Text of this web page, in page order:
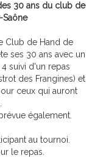
30 ans du club de
Saône
Club de Hand de
ses 30 ans avec un
suivi d'un repas
des Frangines) et
ceux qui auront
également.
au tournoi.
le repas.